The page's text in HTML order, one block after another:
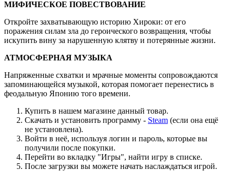
МИФИЧЕСКОЕ ПОВЕСТВОВАНИЕ
Откройте захватывающую историю Хироки: от его
поражения силам зла до героического возвращения, чтобы
искупить вину за нарушенную клятву и потерянные жизни.
АТМОСФЕРНАЯ МУЗЫКА
Напряженные схватки и мрачные моменты сопровождаются
запоминающейся музыкой, которая помогает перенестись в
феодальную Японию того времени.
Купить в нашем магазине данный товар.
Скачать и установить программу - Steam (если она ещё
не установлена).
Войти в неё, используя логин и пароль, которые вы
получили после покупки.
Перейти во вкладку "Игры", найти игру в списке.
После загрузки вы можете начать наслаждаться игрой.